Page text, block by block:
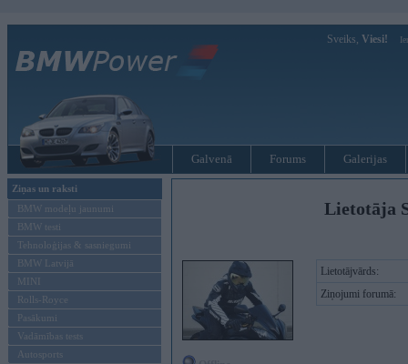
Sveiks, Viesi!
Galvenā Forums Galerijas
Ziņas un raksti
BMW modeļu jaunumi
BMW testi
Tehnoloģijas & sasniegumi
BMW Latvijā
MINI
Rolls-Royce
Pasākumi
Vadāmības tests
Autosports
Lietotāja
Lietotājvārds:
Ziņojumi forumā: